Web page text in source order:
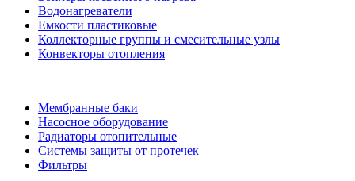
Водонагреватели
Емкости пластиковые
Коллекторные группы и смесительные узлы
Конвекторы отопления
Мембранные баки
Насосное оборудование
Радиаторы отопительные
Системы защиты от протечек
Фильтры